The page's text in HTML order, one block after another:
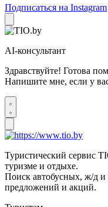
Подписаться на Instagram
AI-консультант
Здравствуйте! Готова
Напишите мне, если у
Туристический сервис
туризме и отдыхе.
Поиск автобусных, ж/д и
предложений и акций.